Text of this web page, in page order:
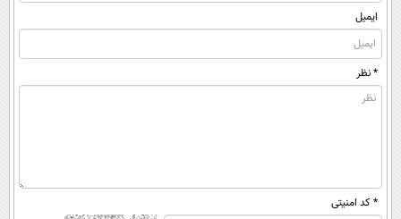
ایمیل
* نظر
* کد امنیتی